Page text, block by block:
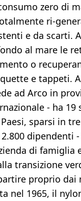
zero di
ri-
e da scarti.
al mare le
o
e tappeti.
ad Arco in
- ha
sparsi in
dipendenti
di famiglia
transizione
proprio dai
nel 1965, il